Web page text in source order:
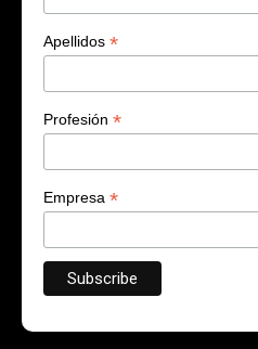
Apellidos *
Profesión *
Empresa *